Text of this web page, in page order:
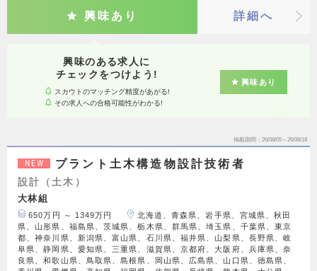
興味あり 詳細へ
興味のある求人に
チェックをつけよう!
スカウトのマッチング精度があがる!
その求人への合格可能性がわかる!
興味あり
掲載期間 26/08/05～26/08/18
NEW プラント土木構造物設計技術者
設計（土木）
大林組
650万円 ～ 1349万円
北海道、青森県、岩手県、宮城県、秋田
県、山形県、福島県、茨城県、栃木県、群馬県、埼玉県、千葉県、東京
都、神奈川県、新潟県、富山県、石川県、福井県、山梨県、長野県、岐
阜県、静岡県、愛知県、三重県、滋賀県、京都府、大阪府、兵庫県、奈
良県、和歌山県、鳥取県、島根県、岡山県、広島県、山口県、徳島県、